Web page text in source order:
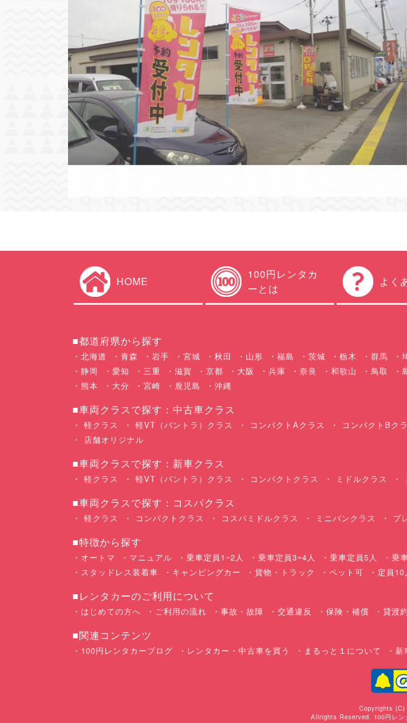
HOME
100円レンタカ
ーとは
よく
■都道府県から探す
北海道 青森 岩手 宮城 秋田 山形 福島 茨城 栃木 群馬
静岡
愛知 三重 滋賀 京都 大阪 兵庫 奈良 和歌山 鳥取
熊本
大分 宮崎 鹿児島 沖縄
■車両クラスで探す：中古車クラス
軽クラス 軽VT（バントラ）クラス コンパクトAクラス コンパクトBク
店舗オリジナル
■車両クラスで探す：新車クラス
軽クラス 軽VT（バントラ）クラス コンパクトクラス ミドルクラス
■車両クラスで探す：コスパクラス
軽クラス コンパクトクラス コスパミドルクラス ミニバンクラス プ
■特徴から探す
オートマ マニュアル 乗車定員1~2人 乗車定員3~4人 乗車定員5人 乗
スタッドレス装着車
キャンピングカー 貨物・トラック ペット可 定員10
■レンタカーのご利用について
はじめての方へ ご利用の流れ 事故・故障 交通違反 保険・補償 貸渡
■関連コンテンツ
100円レンタカーブログ レンタカー・中古車を買う まるっと１について 新
Copyrights (C)
Allrights Reserved. 100円レン